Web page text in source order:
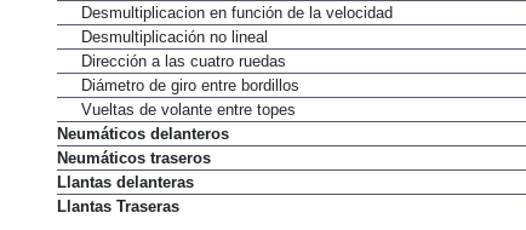
Desmultiplicacion en función de la velocidad
Desmultiplicación no lineal
Dirección a las cuatro ruedas
Diámetro de giro entre bordillos
Vueltas de volante entre topes
Neumáticos delanteros
Neumáticos traseros
Llantas delanteras
Llantas Traseras